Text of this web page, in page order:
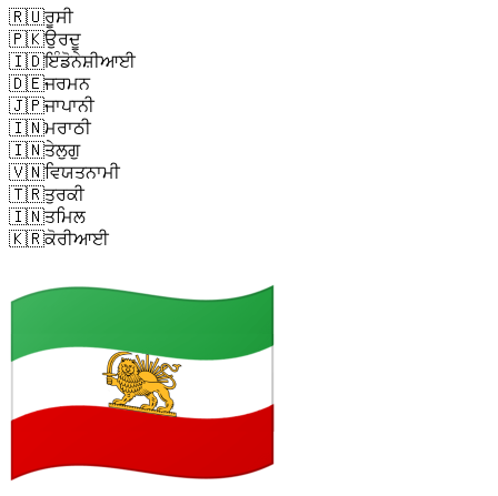
🇷🇺ਰੂਸੀ
🇵🇰ਉਰਦੂ
🇮🇩ਇੰਡੋਨੇਸ਼ੀਆਈ
🇩🇪ਜਰਮਨ
🇯🇵ਜਾਪਾਨੀ
🇮🇳ਮਰਾਠੀ
🇮🇳ਤੇਲੁਗੁ
🇻🇳ਵਿਯਤਨਾਮੀ
🇹🇷ਤੁਰਕੀ
🇮🇳ਤਮਿਲ
🇰🇷ਕੋਰੀਆਈ